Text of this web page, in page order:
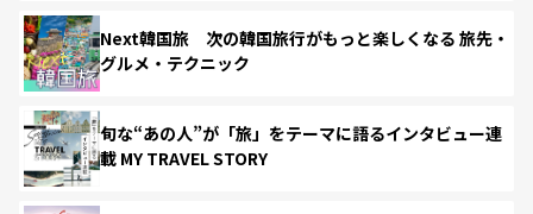
Next韓国旅 次の韓国旅行がもっと楽しくなる 旅先・
グルメ・テクニック
旬な“あの人”が「旅」をテーマに語るインタビュー連
載 MY TRAVEL STORY